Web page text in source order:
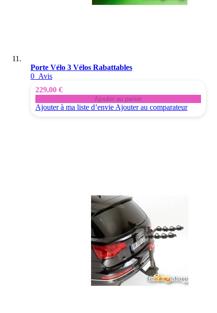
Porte Vélo 3 Vélos Rabattables
0 Avis
229,00 €
Ajouter au panier
Ajouter à ma liste d’envie Ajouter au comparateur